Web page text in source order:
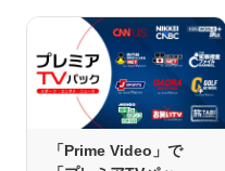
「Prime Video」で